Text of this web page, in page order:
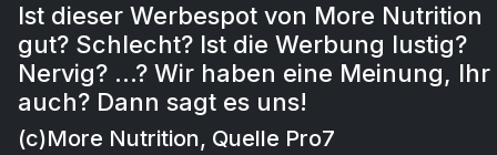
Ist dieser Werbespot von More Nutrition
gut? Schlecht? Ist die Werbung lustig?
Nervig? …? Wir haben eine Meinung, Ihr
auch? Dann sagt es uns!
(c)More Nutrition, Quelle Pro7